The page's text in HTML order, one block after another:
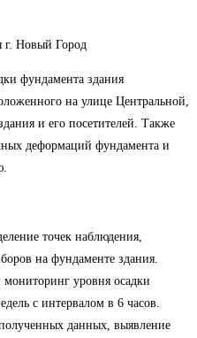
г. Новый Город
фундамента здания
на улице Центральной,
и его посетителей. Также
деформаций фундамента и
точек наблюдения,
на фундаменте здания.
уровня осадки
с интервалом в 6 часов.
данных, выявление